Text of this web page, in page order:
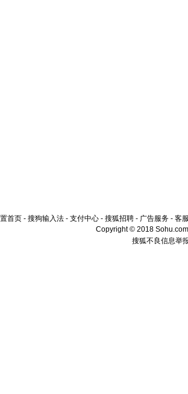
首页 - 搜狗输入法 - 支付中心 - 搜狐招聘 - 广告服务 - 客
Copyright © 2018
搜狐不良信息举